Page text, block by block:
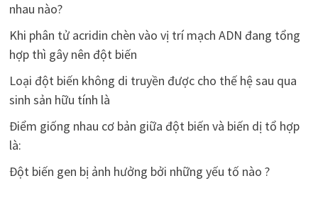
nhau nào?
Khi phân tử acridin chèn vào vị trí mạch ADN đang tổng
hợp thì gây nên đột biến
Loại đột biến không di truyền được cho thế hệ sau qua
sinh sản hữu tính là
Điểm giống nhau cơ bản giữa đột biến và biến dị tổ hợp
là:
Đột biến gen bị ảnh hưởng bởi những yếu tố nào ?